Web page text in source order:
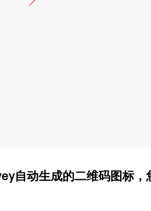
自动生成的二维码图标，